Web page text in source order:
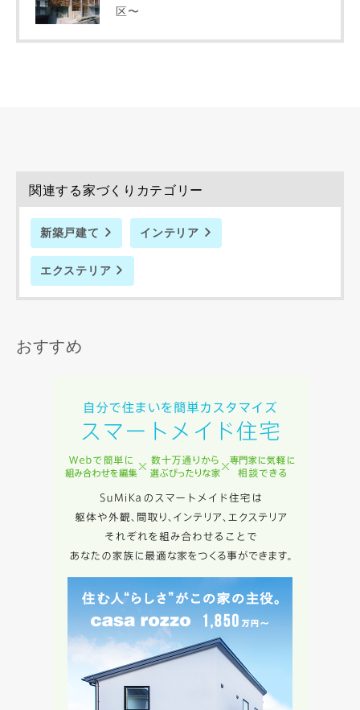
区〜
関連する家づくりカテゴリー
新築戸建て インテリア
エクステリア
おすすめ